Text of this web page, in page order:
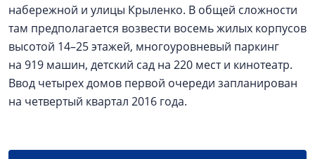
набережной и улицы Крыленко. В общей сложности
там предполагается возвести восемь жилых корпусов
высотой 14–25 этажей, многоуровневый паркинг
на 919 машин, детский сад на 220 мест и кинотеатр.
Ввод четырех домов первой очереди запланирован
на четвертый квартал 2016 года.